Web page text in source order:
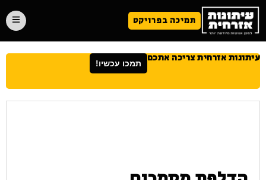
תמיכה בפרויקט
עיתונות אזרחית צריכה אתכם תמכו עכשיו!